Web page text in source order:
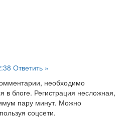
Ответить »
необходимо
в блоге. Регистрация несложная,
пару минут. Можно
соцсети.